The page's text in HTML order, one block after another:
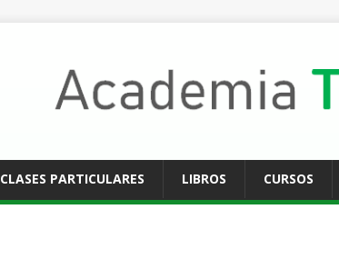
CLASES PARTICULARES LIBROS CURSOS